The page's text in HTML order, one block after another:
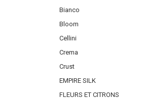
ТекстильBianco
Bloom
Cellini
Crema
Crust
EMPIRE SILK
FLEURS ET CITRONS